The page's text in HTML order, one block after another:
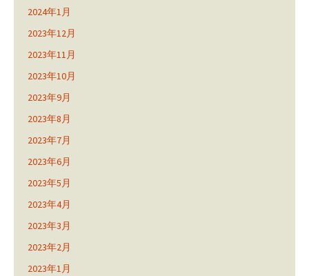
2024年1月
2023年12月
2023年11月
2023年10月
2023年9月
2023年8月
2023年7月
2023年6月
2023年5月
2023年4月
2023年3月
2023年2月
2023年1月